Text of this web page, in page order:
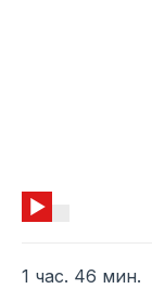
1 час. 46 мин.